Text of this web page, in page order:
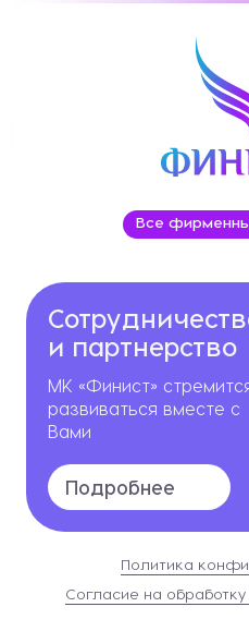
Все
и партнерство
МК «Финист»
развиваться вместе с
Вами
Подробнее
Политика
Согласие на